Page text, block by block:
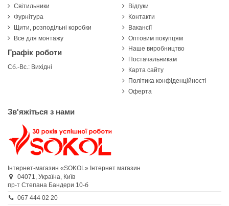
Світильники
Фурнітура
Щити, розподільні коробки
Все для монтажу
Графік роботи
Сб.-Вс.: Вихідні
Відгуки
Контакти
Вакансії
Оптовим покупцям
Наше виробництво
Постачальникам
Карта сайту
Політика конфіденційності
Оферта
Зв'яжіться з нами
Інтернет-магазин «SOKOL» Інтернет магазин
04071, Україна, Київ
пр-т Степана Бандери 10-б
067 444 02 20